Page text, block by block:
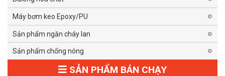
Máy bơm keo Epoxy/PU
Sản phẩm ngăn cháy lan
Sản phẩm chống nóng
SẢN PHẨM BÁN CHẠY